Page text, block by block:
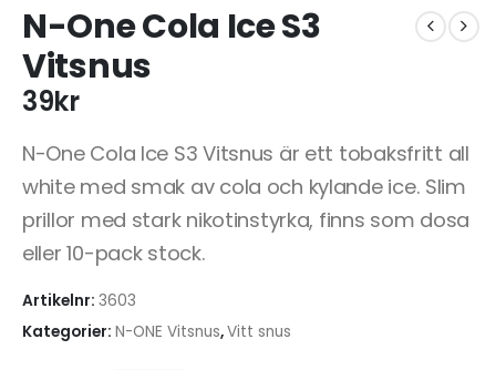
N-One Cola Ice S3
Vitsnus
39kr
N-One Cola Ice S3 Vitsnus är ett tobaksfritt all
white med smak av cola och kylande ice. Slim
prillor med stark nikotinstyrka, finns som dosa
eller 10-pack stock.
Artikelnr: 3603
Kategorier: N-ONE Vitsnus,Vitt snus